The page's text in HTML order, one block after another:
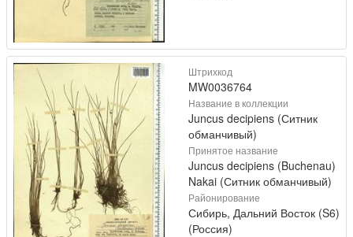
Штрихкод
MW0036764
Название в коллекции
Juncus decipiens (Ситник
обманчивый)
Принятое название
Juncus decipiens (Buchenau)
Nakai (Ситник обманчивый)
Районирование
Сибирь, Дальний Восток (S6)
(Россия)